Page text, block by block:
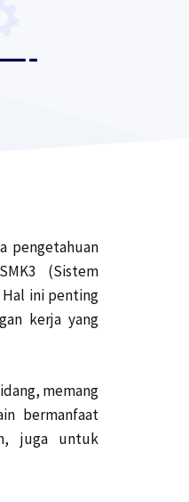
pengetahuan
(Sistem
Hal ini penting
kerja yang
memang
bermanfaat
juga untuk